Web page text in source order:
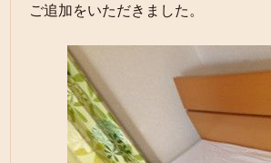
ご追加をいただきました。